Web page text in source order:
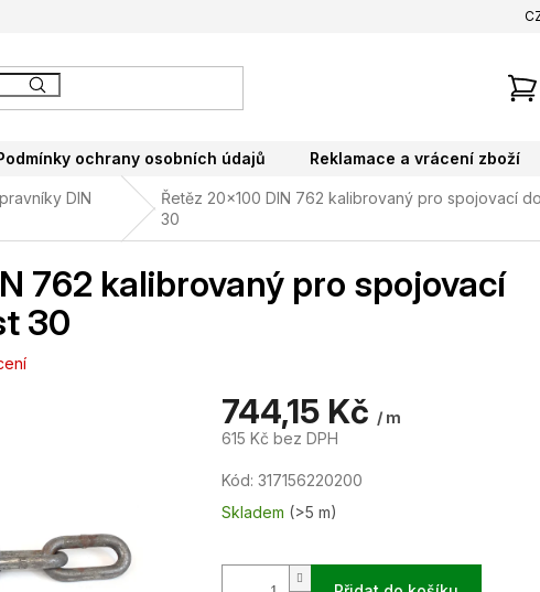
ochrany osobních údajů Reklamace a vrácení zboží
DIN
Řetěz 20x100 DIN 762 kalibrovaný pro spojovací
30
762 kalibrovaný pro spojovací
30
744,15 Kč / m
615 Kč bez DPH
Měrná
cena:
Kód: 317156220200
Skladem (>5 m)